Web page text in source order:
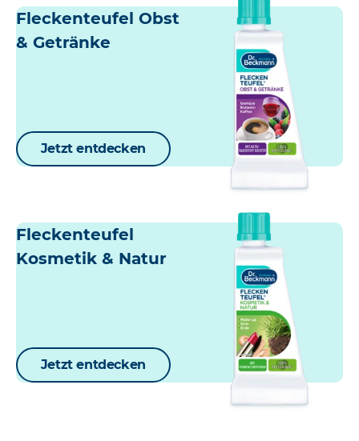
Fleckenteufel Obst
& Getränke
Jetzt entdecken
Fleckenteufel
Kosmetik & Natur
Jetzt entdecken